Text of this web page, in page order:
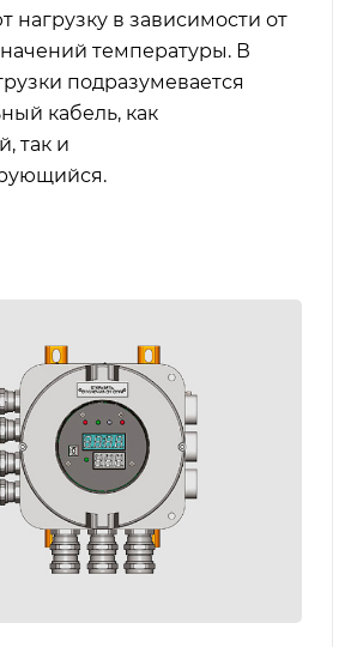
нагрузку в зависимости от
температуры. В
подразумевается
кабель, как
так и